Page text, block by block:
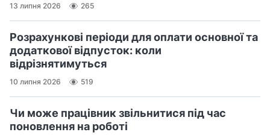
13 липня 2026 265
Розрахункові періоди для оплати основної та
додаткової відпусток: коли
відрізнятимуться
10 липня 2026 519
Чи може працівник звільнитися під час
поновлення на роботі